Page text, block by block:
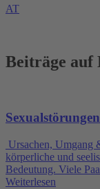
AT
Beiträge auf
Ursachen, Umgang
körperliche und
Bedeutung. Viele
Weiterlesen